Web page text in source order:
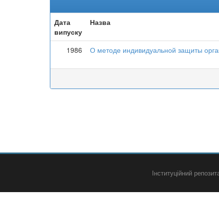
Дата
випуску
Назва
1986 О методе индивидуальной защиты
Інституційний